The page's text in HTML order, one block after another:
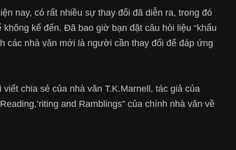
nay, có rất nhiều sự thay đổi đã diễn ra, trong đó
kể đến. Đã bao giờ bạn đặt câu hỏi liệu “khẩu
các nhà văn mới là người cần thay đổi để đáp ứng
chia sẻ của nhà văn T.K.Marnell, tác giả của
and Ramblings” của chính nhà văn về